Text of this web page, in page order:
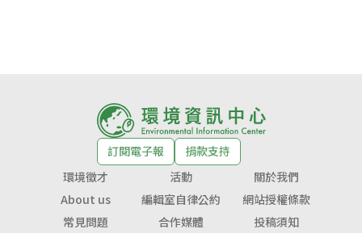
訂閱電子報
捐款支持
環境徵才
活動
關於我們
About us
編輯室自律公約
網站授權條款
常見問題
合作媒體 投稿須知